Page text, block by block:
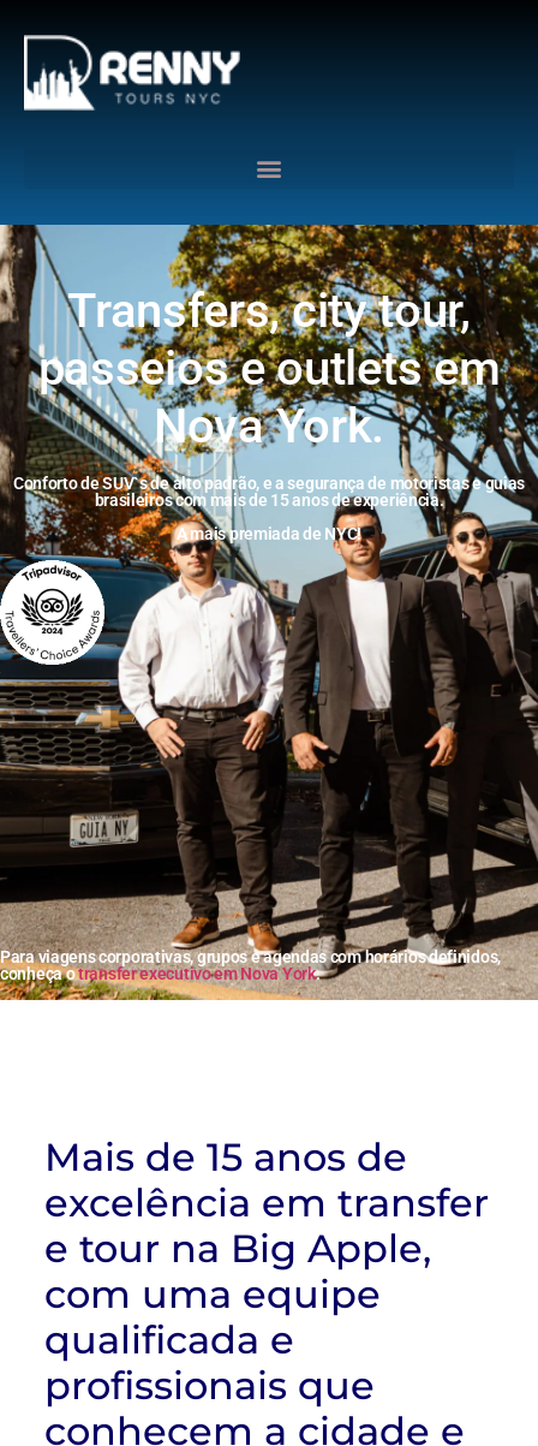
Transfers, city tour,
passeios e outlets em
Nova York.
Conforto de SUV`s de alto padrão, e a segurança de motoristas e guias
brasileiros com mais de 15 anos de experiência.
A mais premiada de NYC!
Para viagens corporativas, grupos e agendas com horários definidos,
conheça otransfer executivo em Nova York.
Mais de 15 anos de
excelência em transfer
e tour na Big Apple,
com uma equipe
qualificada e
profissionais que
conhecem a cidade e